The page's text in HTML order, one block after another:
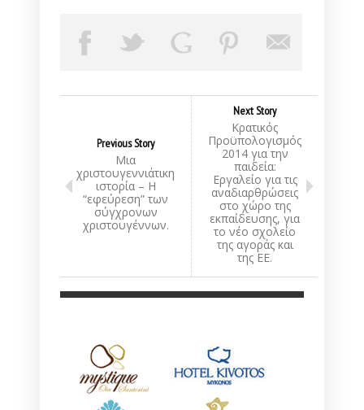
Previous Story
Μια
χριστουγεννιάτικη
ιστορία – Η
“εφεύρεση” των
σύγχρονων
χριστουγέννων.
Next Story
Κρατικός
Προϋπολογισμός
2014 για την
παιδεία:
Εργαλείο για τις
αναδιαρθρώσεις
στο χώρο της
εκπαίδευσης, για
το νέο σχολείο
της αγοράς και
της ΕΕ.